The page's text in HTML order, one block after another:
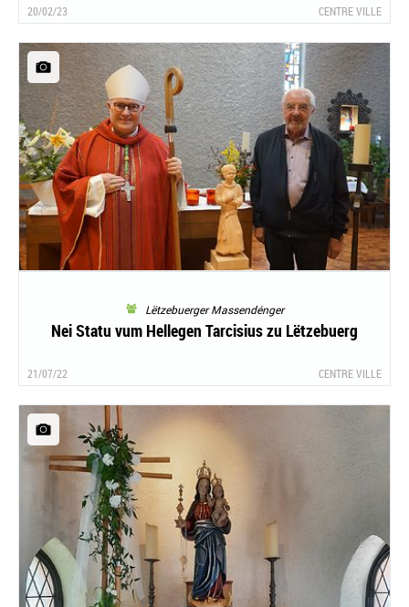
20/02/23 CENTRE VILLE
Lëtzebuerger Massendénger
Nei Statu vum Hellegen Tarcisius zu Lëtzebuerg
21/07/22 CENTRE VILLE